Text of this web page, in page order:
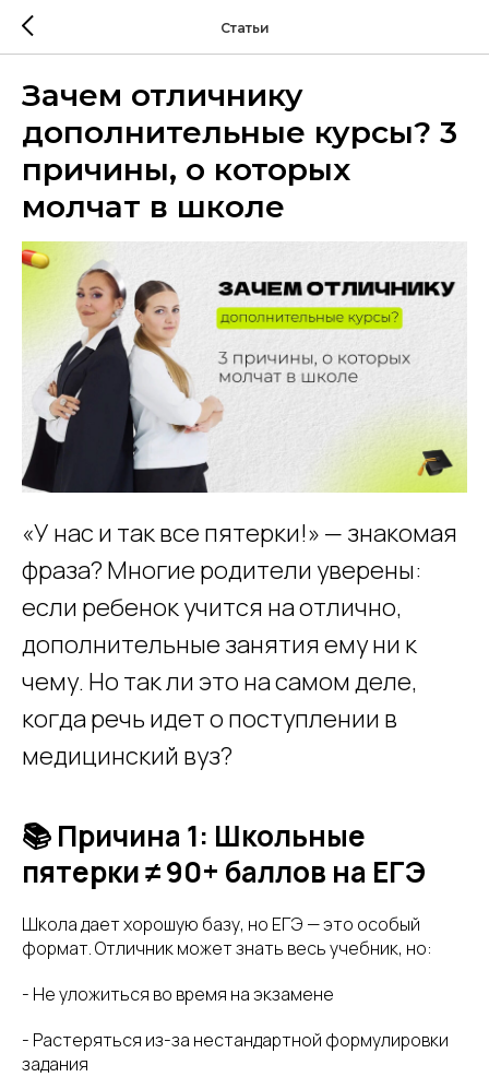
Статьи
Зачем отличнику
дополнительные курсы? 3
причины, о которых
молчат в школе
«У нас и так все пятерки!» — знакомая
фраза? Многие родители уверены:
если ребенок учится на отлично,
дополнительные занятия ему ни к
чему. Но так ли это на самом деле,
когда речь идет о поступлении в
медицинский вуз?
📚 Причина 1: Школьные
пятерки ≠ 90+ баллов на ЕГЭ
Школа дает хорошую базу, но ЕГЭ — это особый
формат. Отличник может знать весь учебник, но:
- Не уложиться во время на экзамене
- Растеряться из-за нестандартной формулировки
задания